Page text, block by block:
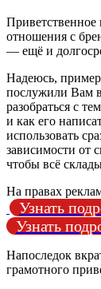
Приветственное
отношения с
— ещё и
Надеюсь,
послужили Вам
разобраться с
и как его
использовать
зависимости от
чтобы всё
На правах
Узнать
Узнать
Напоследок
грамотного